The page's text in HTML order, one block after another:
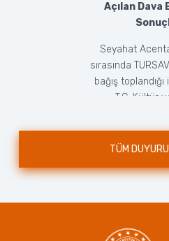
Açılan
Seyahat
sırasında
bağış
T.C. Kültür
TÜM